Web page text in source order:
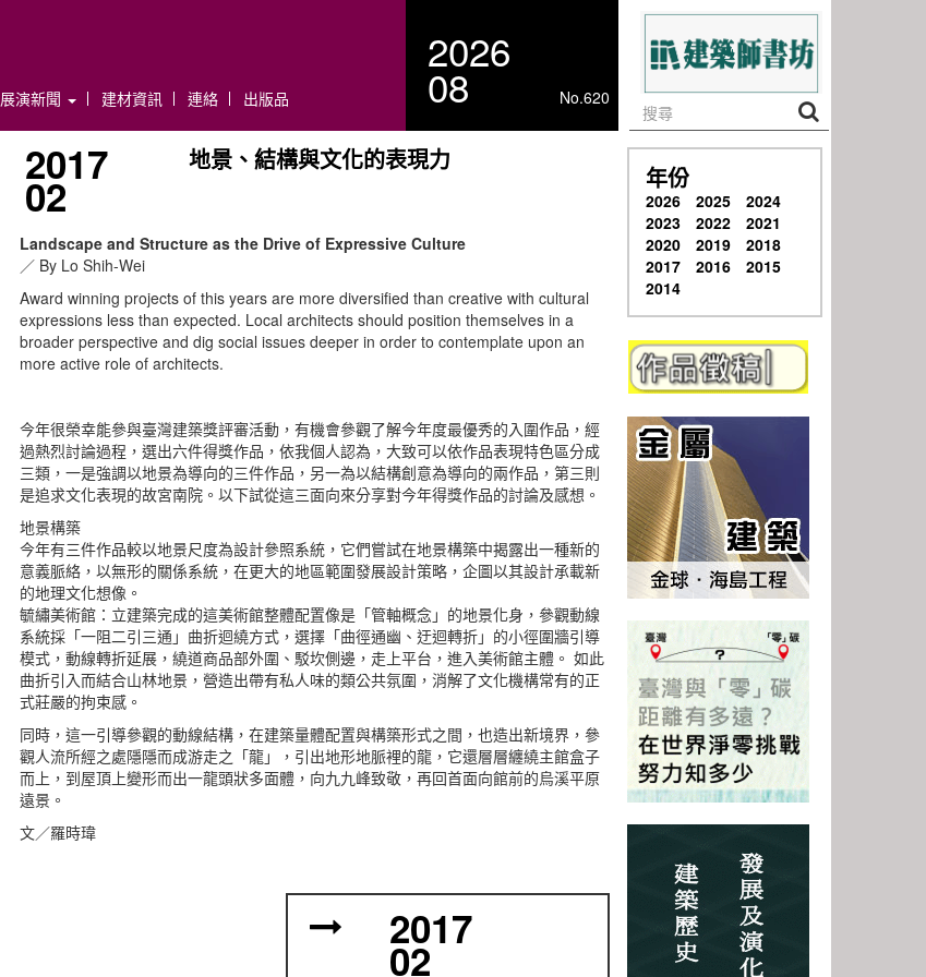
展演新聞 建材資訊 連絡 出版品
2026
08 No.620
2017
02
地景、結構與文化的表現力
Landscape and Structure as the Drive of Expressive Culture
／ By Lo Shih-Wei
Award winning projects of this years are more diversified than creative with cultural
expressions less than expected. Local architects should position themselves in a
broader perspective and dig social issues deeper in order to contemplate upon an
more active role of architects.
今年很榮幸能參與臺灣建築獎評審活動，有機會參觀了解今年度最優秀的入圍作品，經
過熱烈討論過程，選出六件得獎作品，依我個人認為，大致可以依作品表現特色區分成
三類，一是強調以地景為導向的三件作品，另一為以結構創意為導向的兩作品，第三則
是追求文化表現的故宮南院。以下試從這三面向來分享對今年得獎作品的討論及感想。
地景構築
今年有三件作品較以地景尺度為設計參照系統，它們嘗試在地景構築中揭露出一種新的
意義脈絡，以無形的關係系統，在更大的地區範圍發展設計策略，企圖以其設計承載新
的地理文化想像。
毓繡美術館：立建築完成的這美術館整體配置像是「管軸概念」的地景化身，參觀動線
系統採「一阻二引三通」曲折迴繞方式，選擇「曲徑通幽、迂迴轉折」的小徑圍牆引導
模式，動線轉折延展，繞道商品部外圍、駁坎側邊，走上平台，進入美術館主體。 如此
曲折引入而結合山林地景，營造出帶有私人味的類公共氛圍，消解了文化機構常有的正
式莊嚴的拘束感。
同時，這一引導參觀的動線結構，在建築量體配置與構築形式之間，也造出新境界，參
觀人流所經之處隱隱而成游走之「龍」，引出地形地脈裡的龍，它還層層纏繞主館盒子
而上，到屋頂上變形而出一龍頭狀多面體，向九九峰致敬，再回首面向館前的烏溪平原
遠景。
文／羅時瑋
2017
02
年份
2026 2025
2024
2023
2022
2021
2020
2019
2018
2017
2016
2015
2014